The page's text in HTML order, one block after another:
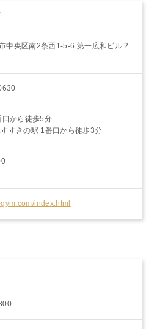
中央区南2条西1-5-6 第一広和ビル 2
口から徒歩5分
すきの駅 1番口から徒歩3分
index.html